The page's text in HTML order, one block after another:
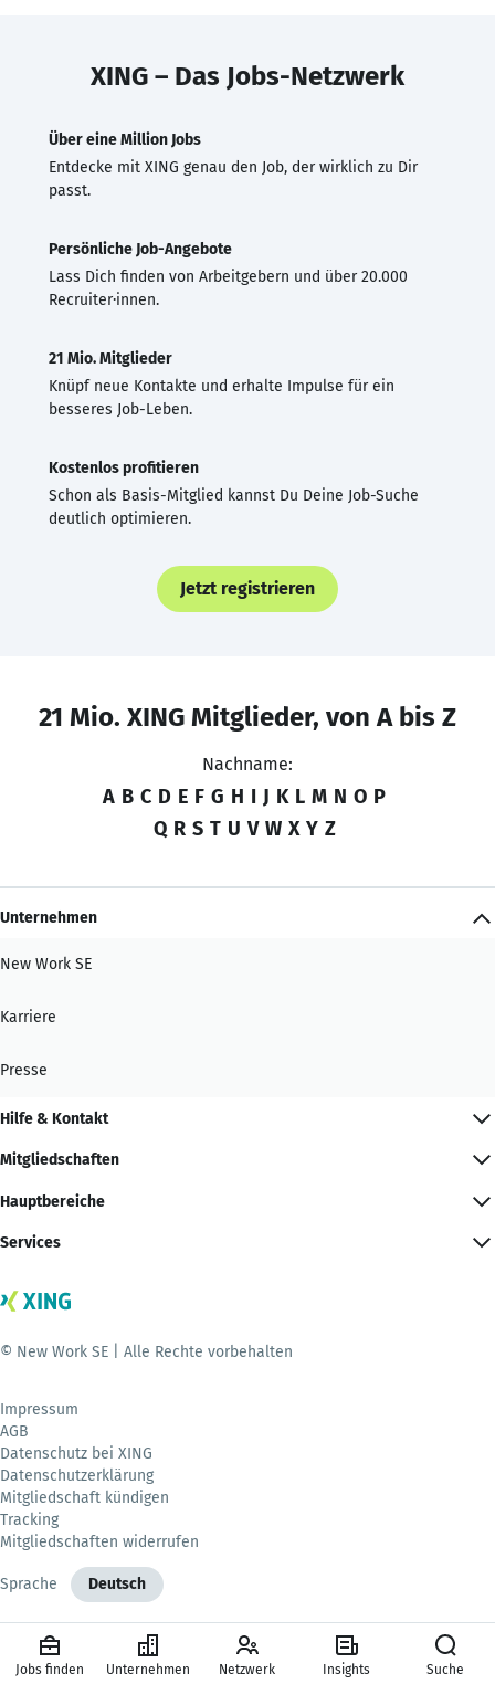
XING – Das Jobs-Netzwerk
Über eine Million Jobs
Entdecke mit XING genau den Job, der wirklich zu Dir
passt.
Persönliche Job-Angebote
Lass Dich finden von Arbeitgebern und über 20.000
Recruiter·innen.
21 Mio. Mitglieder
Knüpf neue Kontakte und erhalte Impulse für ein
besseres Job-Leben.
Kostenlos profitieren
Schon als Basis-Mitglied kannst Du Deine Job-Suche
deutlich optimieren.
Jetzt registrieren
21 Mio. XING Mitglieder, von A bis Z
Nachname:
A B C D E F G H I J K L M N O P
Q R S T U V W X Y Z
Unternehmen
New Work SE
Karriere
Presse
Hilfe & Kontakt
Mitgliedschaften
Hauptbereiche
Services
© New Work SE | Alle Rechte vorbehalten
Impressum
AGB
Datenschutz bei XING
Datenschutzerklärung
Mitgliedschaft kündigen
Tracking
Mitgliedschaften widerrufen
Sprache Deutsch
Jobs finden Unternehmen Netzwerk Insights Suche